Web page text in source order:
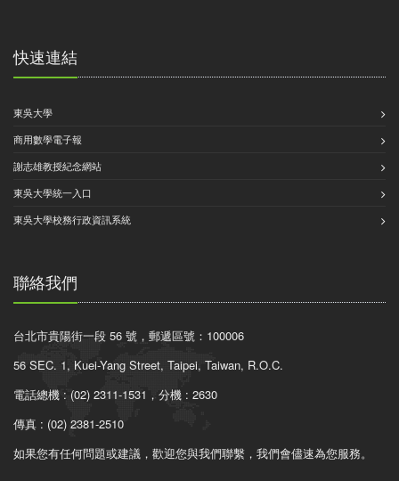
快速連結
東吳大學
商用數學電子報
謝志雄教授紀念網站
東吳大學統一入口
東吳大學校務行政資訊系統
聯絡我們
台北市貴陽街一段 56 號，郵遞區號：100006
56 SEC. 1, Kuei-Yang Street, Taipei, Taiwan, R.O.C.
電話總機 : (02) 2311-1531，分機 : 2630
傳真 : (02) 2381-2510
如果您有任何問題或建議，歡迎您與我們聯繫，我們會儘速為您服務。